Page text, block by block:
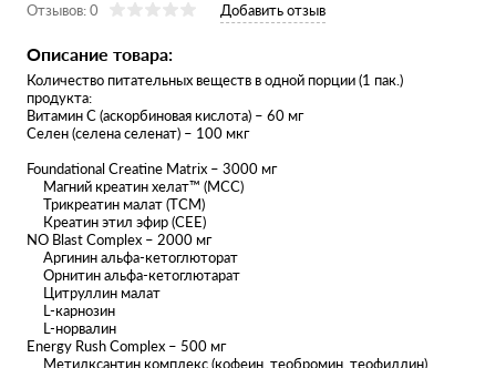
Отзывов: 0 Добавить отзыв
Описание товара:
Количество питательных веществ в одной порции (1 пак.)
продукта:
Витамин С (аскорбиновая кислота) – 60 мг
Селен (селена селенат) – 100 мкг
Foundational Creatine Matrix – 3000 мг
Магний креатин хелат™ (MCC)
Трикреатин малат (TCM)
Креатин этил эфир (CEE)
NO Blast Complex – 2000 мг
Аргинин альфа-кетоглюторат
Орнитин альфа-кетоглютарат
Цитруллин малат
L-карнозин
L-норвалин
Energy Rush Complex – 500 мг
Метилксантин комплекс (кофеин, теобромин, теофиллин)